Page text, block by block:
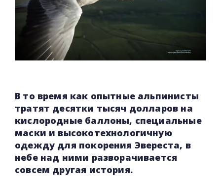
В то время как опытные альпинисты
тратят десятки тысяч долларов на
кислородные баллоны, специальные
маски и высокотехнологичную
одежду для покорения Эвереста, в
небе над ними разворачивается
совсем другая история.